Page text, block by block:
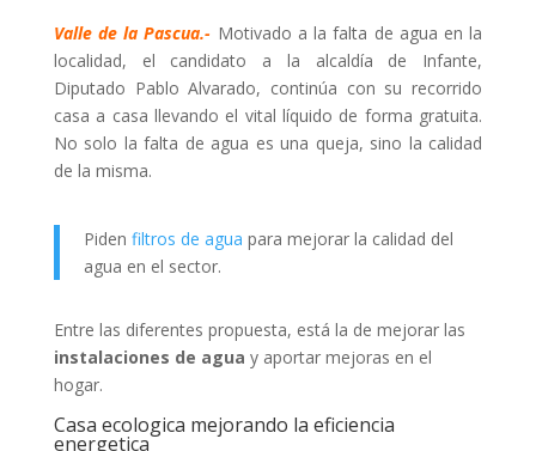
Valle de la Pascua.- Motivado a la falta de agua en la
localidad, el candidato a la alcaldía de Infante,
Diputado Pablo Alvarado, continúa con su recorrido
casa a casa llevando el vital líquido de forma gratuita.
No solo la falta de agua es una queja, sino la calidad
de la misma.
Piden filtros de agua para mejorar la calidad del
agua en el sector.
Entre las diferentes propuesta, está la de mejorar las
instalaciones de agua y aportar mejoras en el
hogar.
Casa ecologica mejorando la eficiencia
energetica